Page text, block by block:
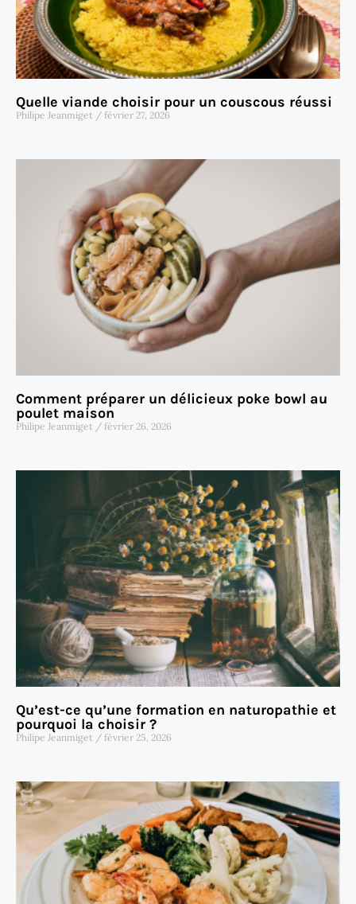
Quelle viande choisir pour un couscous réussi
Philipe Jeanmiget février 27, 2026
Comment préparer un délicieux poke bowl au
poulet maison
Philipe Jeanmiget février 26, 2026
Qu’est-ce qu’une formation en naturopathie et
pourquoi la choisir ?
Philipe Jeanmiget février 25, 2026